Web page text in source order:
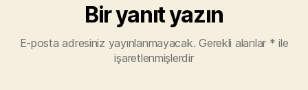
Bir yanıt yazın
E-posta adresiniz yayınlanmayacak. Gerekli alanlar * ile
işaretlenmişlerdir